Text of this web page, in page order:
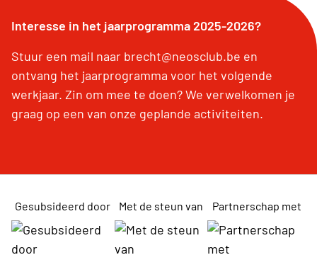
Interesse in het jaarprogramma 2025-2026?
Stuur een mail naar brecht@neosclub.be en
ontvang het jaarprogramma voor het volgende
werkjaar. Zin om mee te doen? We verwelkomen je
graag op een van onze geplande activiteiten.
Gesubsideerd door Met de steun van Partnerschap met